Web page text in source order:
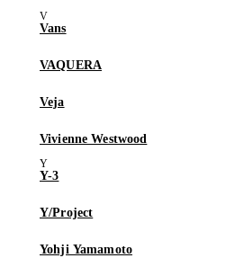
Vans
VAQUERA
Veja
Vivienne Westwood
Y-3
Y/Project
Yohji Yamamoto